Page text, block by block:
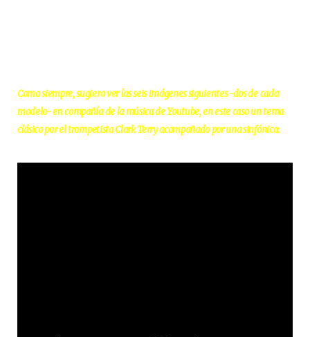
Como siempre, sugiero ver las seis imágenes siguientes -dos de cada
modelo- en compañía de la música de Youtube, en este caso un tema
clásico por el trompetista Clark Terry acompañado por una sinfónica: